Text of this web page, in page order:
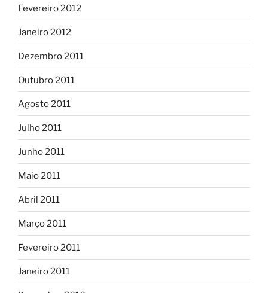
Fevereiro 2012
Janeiro 2012
Dezembro 2011
Outubro 2011
Agosto 2011
Julho 2011
Junho 2011
Maio 2011
Abril 2011
Março 2011
Fevereiro 2011
Janeiro 2011